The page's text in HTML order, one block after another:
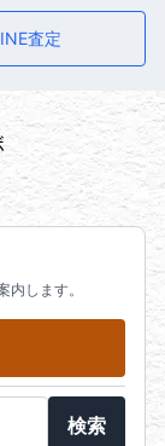
査定
します。
検索